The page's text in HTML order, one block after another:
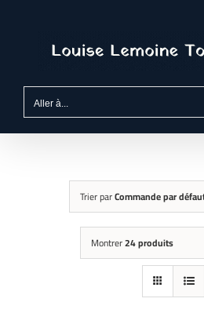
Aller à...
Trier parCommande par
Montrer24 produits